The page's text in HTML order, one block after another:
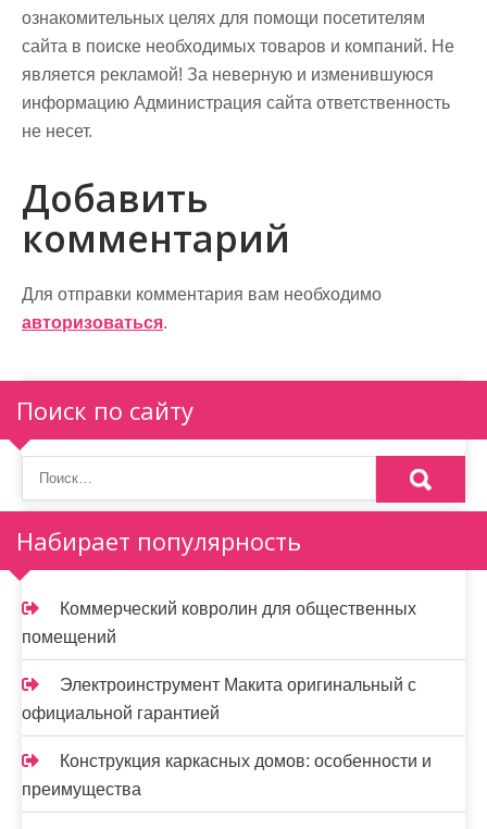
ознакомительных целях для помощи посетителям
сайта в поиске необходимых товаров и компаний. Не
является рекламой! За неверную и изменившуюся
информацию Администрация сайта ответственность
не несет.
Добавить
комментарий
Для отправки комментария вам необходимо
авторизоваться.
Поиск по сайту
Набирает популярность
Коммерческий ковролин для общественных
помещений
Электроинструмент Макита оригинальный с
официальной гарантией
Конструкция каркасных домов: особенности и
преимущества